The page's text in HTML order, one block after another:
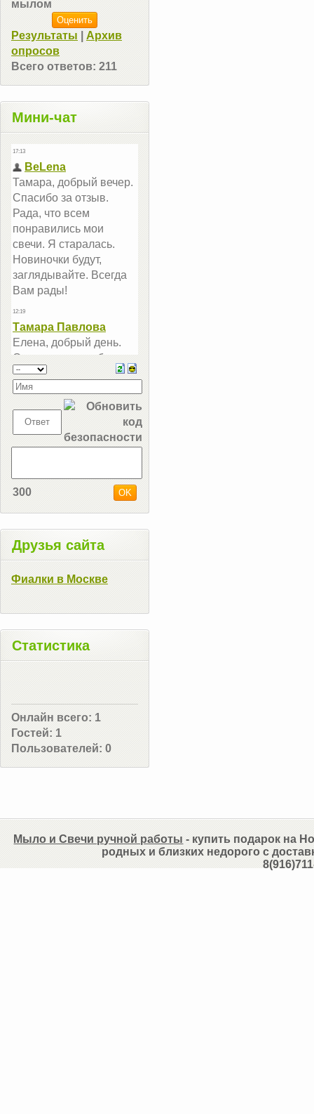
мылом
Результаты
Архив
опросов
Всего ответов: 211
Мини-чат
300
Друзья сайта
Фиалки в Москве
Статистика
Онлайн всего: 1
Гостей: 1
Пользователей: 0
Мыло и Свечи ручной работы - купить подарок на
родных и близких недорого с